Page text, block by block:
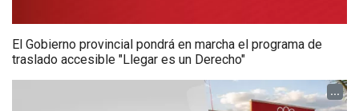
El Gobierno provincial pondrá en marcha el programa de
traslado accesible "Llegar es un Derecho"
...